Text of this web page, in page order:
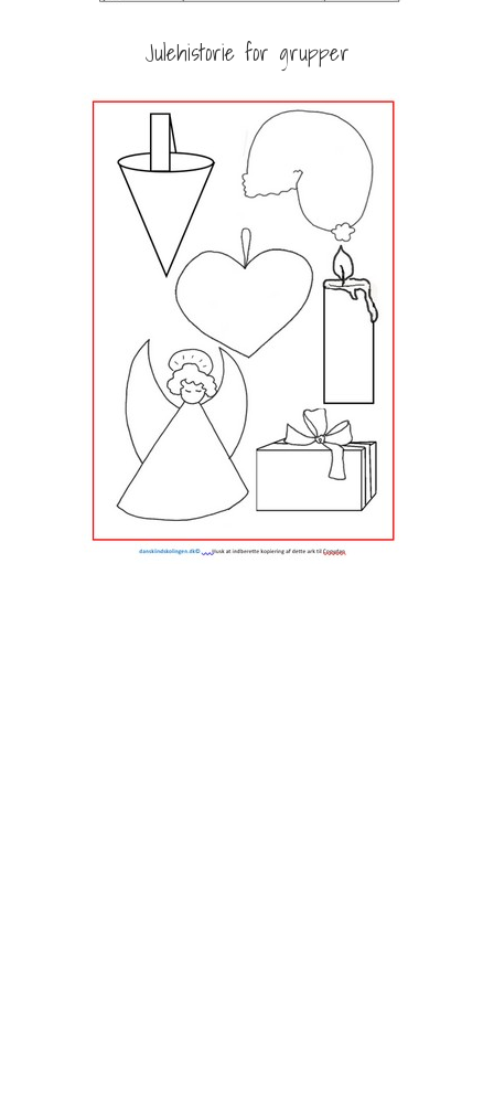
Julehistorie for grupper